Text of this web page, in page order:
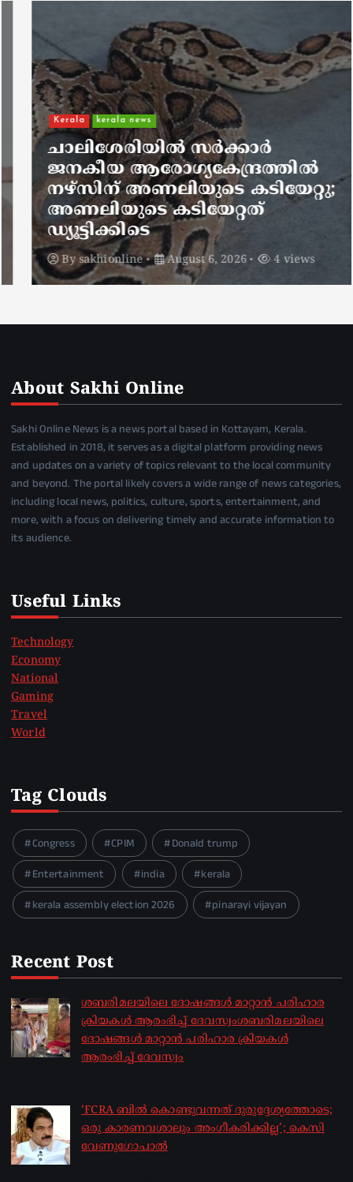
Kerala kerala news
ചാലിശേരിയില്‍ സര്‍ക്കാര്‍
ജനകീയ ആരോഗ്യകേന്ദ്രത്തില്‍
നഴ്സിന് അണലിയുടെ കടിയേറ്റു;
അണലിയുടെ കടിയേറ്റത്
ഡ്യൂട്ടിക്കിടെ
Bysakhionline August 6, 2026 4 views
About Sakhi Online
Sakhi Online News is a news portal based in Kottayam, Kerala.
Established in 2018, it serves as a digital platform providing news
and updates on a variety of topics relevant to the local community
and beyond. The portal likely covers a wide range of news categories,
including local news, politics, culture, sports, entertainment, and
more, with a focus on delivering timely and accurate information to
its audience.
Useful Links
Technology
Economy
National
Gaming
Travel
World
Tag Clouds
Congress CPIM
Donald trump
Entertainment
india
kerala
kerala assembly election 2026
pinarayi vijayan
Recent Post
ശബരിമലയിലെ ദോഷങ്ങൾ മാറ്റാൻ പരിഹാര
ക്രിയകൾ ആരംഭിച്ച് ദേവസ്വംശബരിമലയിലെ
ദോഷങ്ങൾ മാറ്റാൻ പരിഹാര ക്രിയകൾ
ആരംഭിച്ച് ദേവസ്വം
‘FCRA ബിൽ കൊണ്ടുവന്നത് ദുരുദ്ദേശ്യത്തോടെ;
ഒരു കാരണവശാലും അം​ഗീകരിക്കില്ല’; കെസി
വേണു​ഗോപാൽ